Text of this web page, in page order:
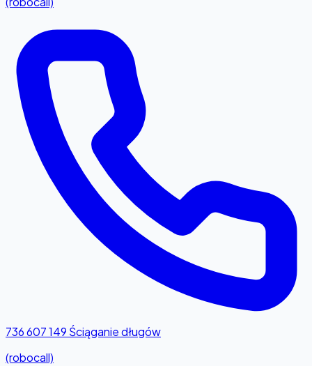
736 607 149 Ściąganie długów
(robocall)